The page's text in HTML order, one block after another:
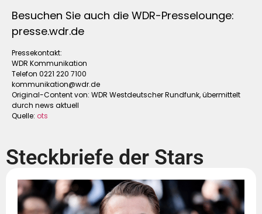
Besuchen Sie auch die WDR-Presselounge:
presse.wdr.de
Pressekontakt:
WDR Kommunikation
Telefon 0221 220 7100
kommunikation@wdr.de
Original-Content von: WDR Westdeutscher Rundfunk, übermittelt
durch news aktuell
Quelle: ots
Steckbriefe der Stars